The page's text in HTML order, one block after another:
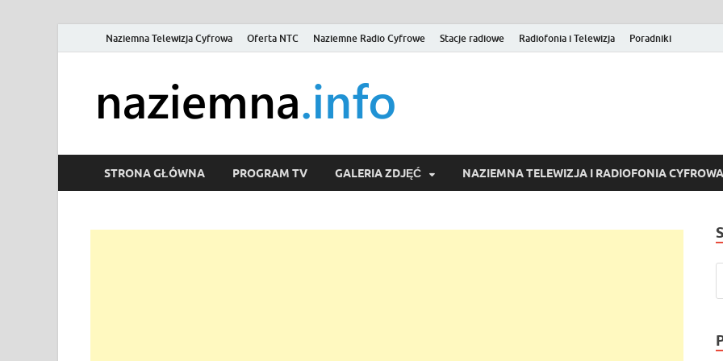
Naziemna Telewizja Cyfrowa Oferta NTC Naziemne Radio Cyfrowe Stacje radiowe Radiofonia i Telewizja Poradniki
Wideo online, VOD
STRONA GŁÓWNA PROGRAM TV GALERIA ZDJĘĆ NAZIEMNA TELEWIZJA I RADIOFONIA CYFROWA